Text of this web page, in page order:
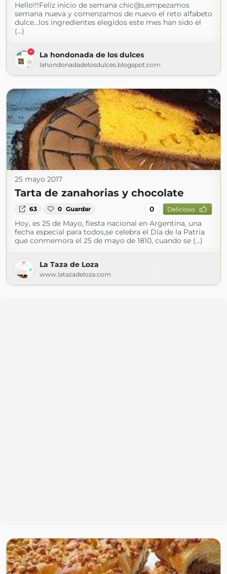
Hello!!!Feliz inicio de semana chic@s,empezamos
semana nueva y comenzamos de nuevo el reto alfabeto
dulce...los ingredientes elegidos este mes han sido el
(...)
La hondonada de los dulces
lahondonadadelosdulces.blogspot.com
25 mayo 2017
Tarta de zanahorias y chocolate
63 0 Guardar 0 Delicioso
Hoy, es 25 de Mayo, fiesta nacional en Argentina, una
fecha especial para todos,se celebra el Día de la Patria
que conmemora el 25 de mayo de 1810, cuando se (...)
La Taza de Loza
www.latazadeloza.com